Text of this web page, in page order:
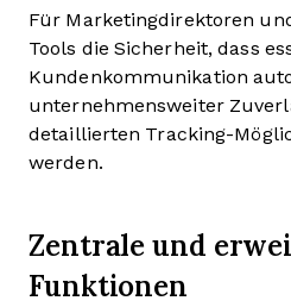
Für Marketingdirektoren
Tools die Sicherheit, dass
Kundenkommunikation
unternehmensweiter
detaillierten Tracking-
werden.
Zentrale und
Funktionen